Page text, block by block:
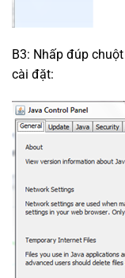
B3: Nhấp đúp
cài đặt: